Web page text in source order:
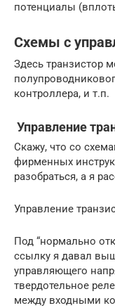
потенциалы
Схемы с
Здесь транзистор
контроллера, и т.п.
Управление
Скажу, что со
фирменных
разобраться, а я
Управление
Под “нормально
ссылку я давал
управляющего
твердотельное
между входными